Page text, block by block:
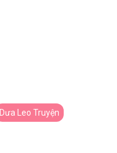
Dưa Leo Truyện